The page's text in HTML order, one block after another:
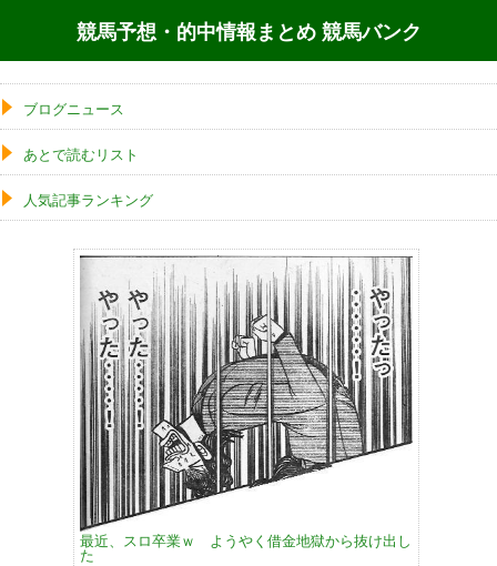
競馬予想・的中情報まとめ 競馬バンク
ブログニュース
あとで読むリスト
人気記事ランキング
最近、スロ卒業ｗ ようやく借金地獄から抜け出し
た